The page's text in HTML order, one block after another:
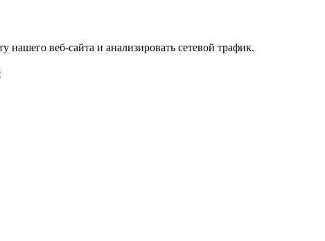
веб-сайта и анализировать сетевой трафик.